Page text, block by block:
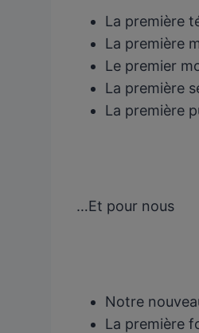
La première
La première
Le premier
La première
La première
…Et pour nous
Notre
La première